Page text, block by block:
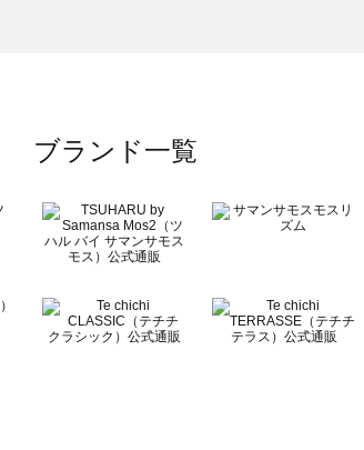
ブランド一覧